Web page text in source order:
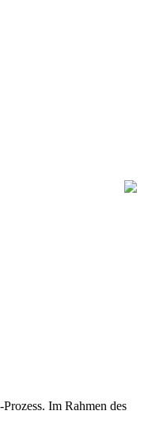
Im Rahmen des